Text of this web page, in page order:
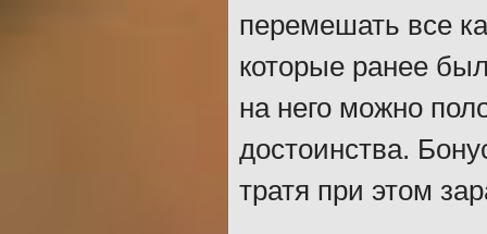
перемешать все
которые ранее
на него можно
достоинства.
тратя при этом